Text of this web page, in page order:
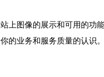
上图像的展示和可用的功
的业务和服务质量的认识。